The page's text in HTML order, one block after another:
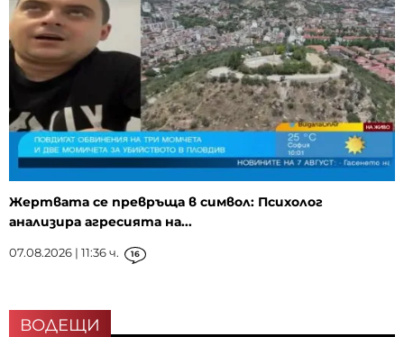
Жертвата се превръща в символ: Психолог
анализира агресията на...
07.08.2026 | 11:36 ч. 16
ВОДЕЩИ